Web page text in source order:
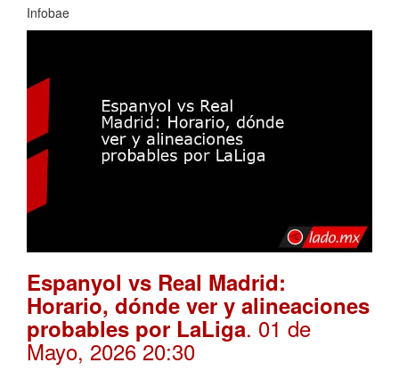
Infobae
Espanyol vs Real Madrid:
Horario, dónde ver y alineaciones
probables por LaLiga. 01 de
Mayo, 2026 20:30